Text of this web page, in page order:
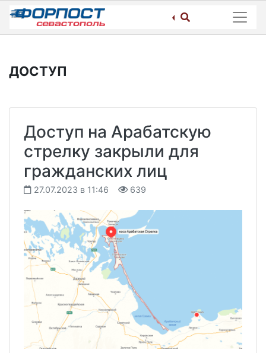
Skip
content
ДОСТУП
Доступ на Арабатскую
стрелку закрыли для
гражданских лиц
27.07.2023 в 11:46 639